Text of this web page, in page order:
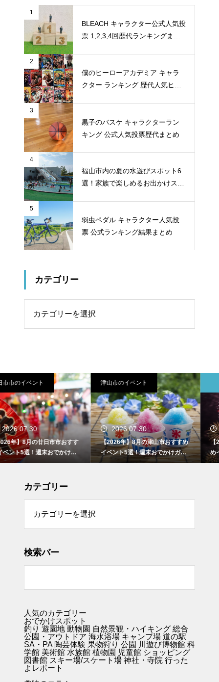
1
BLEACH キャラクター公式人気投
票 1,2,3,4回歴代ランキングまと
2
僕のヒーローアカデミア キャラ
クター ランキング 歴代人気ヒー
3
黒子のバスケ キャラクターラン
キング 公式人気投票歴代まとめ
4
福山市内の夏の水遊びスポット6
選！家族で楽しめるお出かけスポ
5
弱虫ペダル キャラクター人気投
票 公式ランキング結果まとめ
カテゴリー
津山市のイベント
2026.07.30
【2026年】8月の津山市おすすめ
イベント5選！週末おでかけガイ
ド
東広島市
2026.07.30
【2026年】8月の東広島市おすす
めイベント5選！週末おでかけガ
イド
カテゴリー
検索バー
人気のカテゴリー
おでかけスポット
釣り 遊園地 動物園 自然景観・ハイキング 総合
公園・アウトドア 海水浴場 キャンプ場 道の駅
SA・PA 陶芸体験 果物狩り 公園 川遊び博物館 科
学館 美術館 水族館 植物園 児童館 ショッピング
図書館 スキー場/スケート場 神社・寺院 行った
よレポート